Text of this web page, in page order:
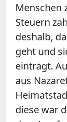
Menschen
Steuern
deshalb,
geht und
einträgt.
aus
diese war